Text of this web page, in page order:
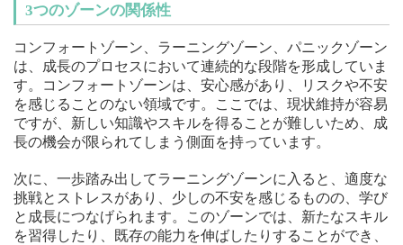
3つのゾーンの関係性
コンフォートゾーン、ラーニングゾーン、パニックゾーン
は、成長のプロセスにおいて連続的な段階を形成していま
す。コンフォートゾーンは、安心感があり、リスクや不安
を感じることのない領域です。ここでは、現状維持が容易
ですが、新しい知識やスキルを得ることが難しいため、成
長の機会が限られてしまう側面を持っています。
次に、一歩踏み出してラーニングゾーンに入ると、適度な
挑戦とストレスがあり、少しの不安を感じるものの、学び
と成長につなげられます。このゾーンでは、新たなスキル
を習得したり、既存の能力を伸ばしたりすることができ、